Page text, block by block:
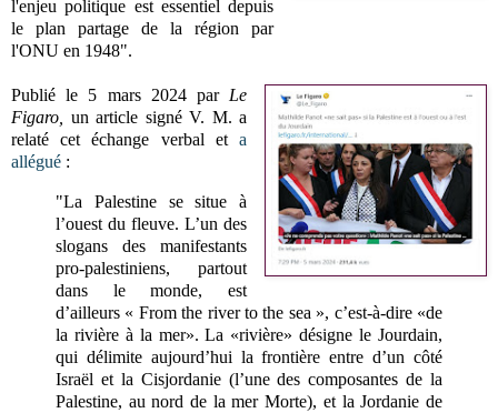
l'enjeu politique est essentiel depuis
le plan partage de la région par
l'ONU en 1948".
Publié le 5 mars 2024 par Le
Figaro, un article signé V. M. a
relaté cet échange verbal eta
allégué :
"La Palestine se situe à
l’ouest du fleuve. L’un des
slogans des manifestants
pro-palestiniens, partout
dans le monde, est
d’ailleurs « From the river to the sea », c’est-à-dire «de
la rivière à la mer». La «rivière» désigne le Jourdain,
qui délimite aujourd’hui la frontière entre d’un côté
Israël et la Cisjordanie (l’une des composantes de la
Palestine, au nord de la mer Morte), et la Jordanie de